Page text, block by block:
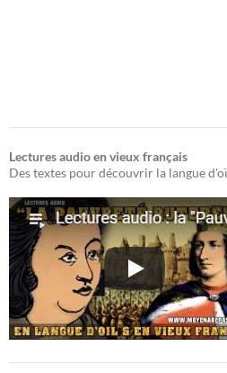
Lectures audio en vieux français
Des textes pour découvrir la langue